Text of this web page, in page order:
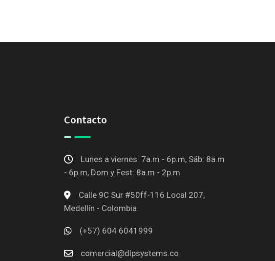
Contacto
Lunes a viernes: 7a.m - 6p.m, Sáb: 8a.m
- 6p.m, Dom y Fest: 8a.m - 2p.m
Calle 9C Sur #50ff-116 Local 207,
Medellín - Colombia
(+57) 604 6041999
comercial@dlpsystems.co